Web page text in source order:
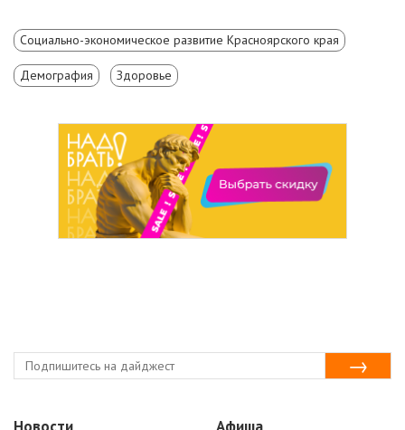
Социально-экономическое развитие Красноярского края
Демография Здоровье